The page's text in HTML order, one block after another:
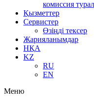
комиссия
Қызметтер
Сервистер
Өзіңді тексер
Жарияланымдар
НҚА
KZ
RU
EN
Меню